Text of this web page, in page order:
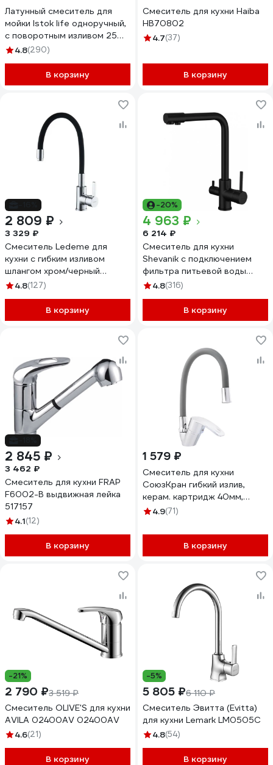
Латунный смеситель для
мойки Istok life одноручный,
с поворотным изливом 25
см, картридж 40 мм
4.8(290)
В корзину
Смеситель для кухни Haiba
HB70802
4.7(37)
В корзину
2 809 ₽
3 329 ₽
Смеситель Ledeme для
кухни с гибким изливом
шлангом хром/черный
L4898-2
4.8(127)
В корзину
-20%
4 963 ₽
6 214 ₽
Смеситель для кухни
Shevanik с подключением
фильтра питьевой воды
S328H
4.8(316)
В корзину
2 845 ₽
3 462 ₽
Смеситель для кухни FRAP
F6002-B выдвижная лейка
517157
4.1(12)
В корзину
1 579 ₽
Смеситель для кухни
СоюзКран гибкий излив,
керам. картридж 40мм,
серый, цинк, SK01-С113 567-
4.9(71)
В корзину
-21%
2 790 ₽3 519 ₽
Смеситель OLIVE'S для кухни
АVILA 0​2400AV 02400AV
4.6(21)
В корзину
-5%
5 805 ₽6 110 ₽
Смеситель Эвитта (Evitta)
для кухни Lemark LM0505C
4.8(54)
В корзину